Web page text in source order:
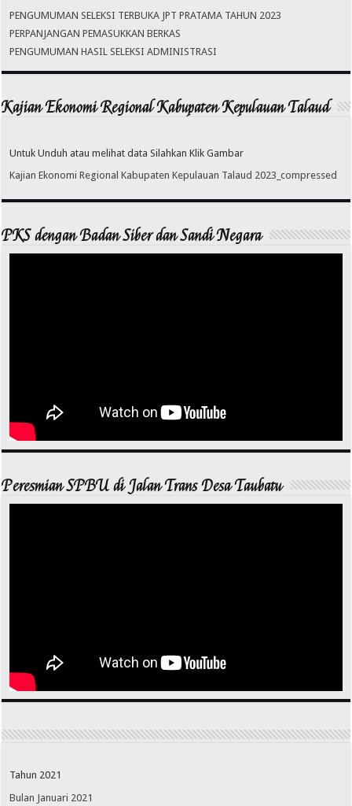
PENGUMUMAN SELEKSI TERBUKA JPT PRATAMA TAHUN 2023
PERPANJANGAN PEMASUKKAN BERKAS
PENGUMUMAN HASIL SELEKSI ADMINISTRASI
Kajian Ekonomi Regional Kabupaten Kepulauan Talaud
Untuk Unduh atau melihat data Silahkan Klik Gambar
Kajian Ekonomi Regional Kabupaten Kepulauan Talaud 2023_compressed
PKS dengan Badan Siber dan Sandi Negara
Peresmian SPBU di Jalan Trans Desa Taubatu
Tahun 2021
Bulan Januari 2021